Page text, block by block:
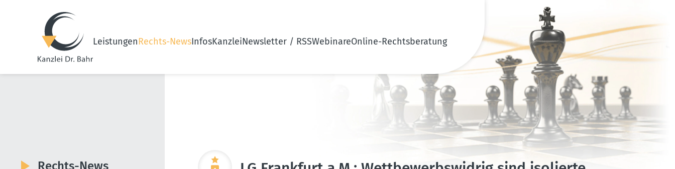
LeistungenRechts-NewsInfosKanzleiNewsletter / RSSWebinareOnline-Rechtsberatung
Rechts-News